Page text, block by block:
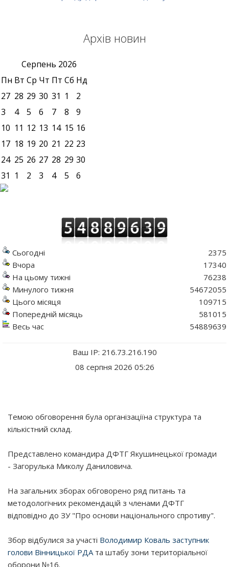
Архів новин
Серпень 2026
Пн Вт Ср Чт Пт Сб Нд
27 28 29 30 31 1
2
3
4 5 6 7 8
9
10 11 12 13 14 15 16
17 18 19 20 21 22 23
24 25 26 27 28 29 30
31 1 2 3 4 5 6
Сьогодні
Вчора
На цьому тижні
Минулого тижня
Цього місяця
Попередній місяць
Весь час
2375
17340
76238
54672055
109715
581015
54889639
Ваш IP: 216.73.216.190
08 серпня 2026 05:26
Темою обговорення була організаціїна структура та
кількістний склад.
Представлено командира ДФТГ Якушинецької громади
- Загорулька Миколу Даниловича.
На загальних зборах обговорено ряд питань та
методологічних рекомендацій з членами ДФТГ
відповідно до ЗУ "Про основи національного спротиву".
Збор відбулися за участі Володимир Коваль заступник
голови Вінницької РДАта штабу зони територіальної
оборони №16.